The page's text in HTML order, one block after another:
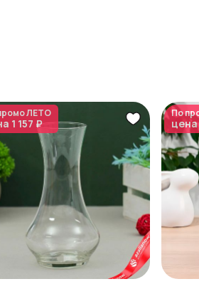
ЛЕТО
1 157 ₽
По